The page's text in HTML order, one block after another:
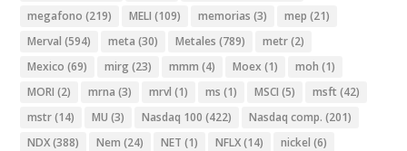
megafono (219) MELI (109) memorias (3) mep (21)
Merval (594) meta (30) Metales (789) metr(2)
Mexico (69) mirg (23) mmm (4) Moex (1) moh (1)
MORI (2) mrna (3) mrvl (1) ms (1) MSCI (5) msft (42)
mstr(14) MU (3) Nasdaq 100 (422) Nasdaq comp. (201)
NDX(388) Nem (24) NET (1) NFLX(14) nickel (6)